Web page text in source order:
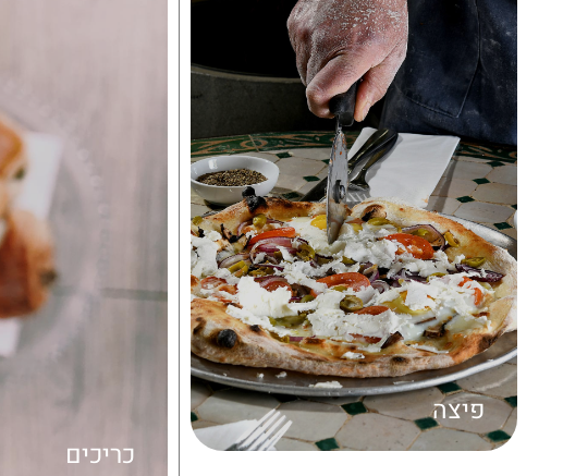
פיצה
כריכים